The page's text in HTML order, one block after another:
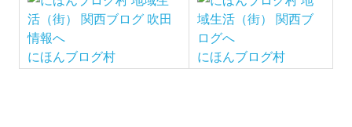
にほんブログ村 にほんブログ村